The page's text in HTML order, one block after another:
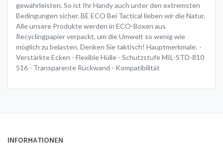
gewährleisten. So ist Ihr Handy auch unter den extremsten
Bedingungen sicher. BE ECO Bei Tactical lieben wir die Natur.
Alle unsere Produkte werden in ECO-Boxen aus
Recyclingpapier verpackt, um die Umwelt so wenig wie
möglich zu belasten. Denken Sie taktisch! Hauptmerkmale: -
Verstärkte Ecken - Flexible Hülle - Schutzstufe MIL-STD-810
516 - Transparente Rückwand - Kompatibilität
INFORMATIONEN